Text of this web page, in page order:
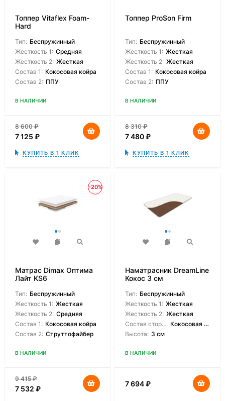
Топпер Vitaflex Foam-
Hard
Тип: Беспружинный
Жесткость 1: Средняя
Жесткость 2: Жесткая
Состав 1: Кокосовая койра
Состав 2: ППУ
В НАЛИЧИИ
8 600₽
7 125 ₽
КУПИТЬ В 1 КЛИК
Топпер ProSon Firm
Тип: Беспружинный
Жесткость 1: Жесткая
Жесткость 2: Жесткая
Состав 1: Кокосовая койра
Состав 2: ППУ
В НАЛИЧИИ
8 310₽
7 480₽
КУПИТЬ В 1 КЛИК
-20%
Матрас Dimax Оптима
Лайт KS6
Тип: Беспружинный
Жесткость 1: Жесткая
Жесткость 2: Средняя
Состав 1: Кокосовая койра
Состав 2: Струттофайбер
В НАЛИЧИИ
9 415₽
7 532 ₽
Наматрасник DreamLine
Кокос 3 см
Тип: Беспружинный
Жесткость 1: Жесткая
Жесткость 2: Жесткая
Состав сторон: Кокосовая койра
Высота: 3 см
В НАЛИЧИИ
7 694₽